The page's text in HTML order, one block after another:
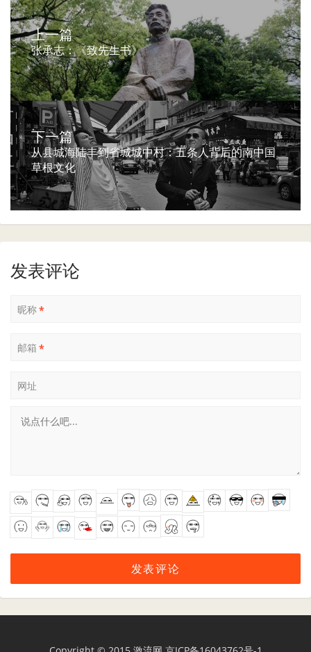
上一篇
张承志：《致先生书》
下一篇
从县城海陆丰到省城城中村：五条人背后的南中国
草根文化
发表评论
昵称*
邮箱 *
网址